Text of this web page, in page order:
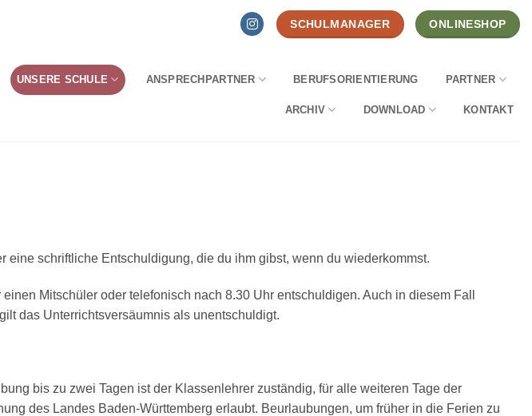
SCHULMANAGER ONLINESHOP
UNSERE SCHULE ANSPRECHPARTNER BERUFSORIENTIERUNG PARTNER
ARCHIV DOWNLOAD KONTAKT
schriftliche Entschuldigung, die du ihm gibst, wenn du wiederkommst.
Mitschüler oder telefonisch nach 8.30 Uhr entschuldigen. Auch in diesem Fall
das Unterrichtsversäumnis als unentschuldigt.
bis zu zwei Tagen ist der Klassenlehrer zuständig, für alle weiteren Tage der
des Landes Baden-Württemberg erlaubt. Beurlaubungen, um früher in die Ferien zu